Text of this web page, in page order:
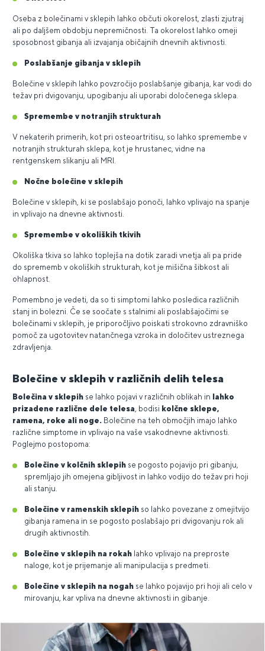
Oseba z bolečinami v sklepih lahko občuti okorelost, zlasti zjutraj
ali po daljšem obdobju nepremičnosti. Ta okorelost lahko omeji
sposobnost gibanja ali izvajanja običajnih dnevnih aktivnosti.
Poslabšanje gibanja v sklepih
Bolečine v sklepih lahko povzročijo poslabšanje gibanja, kar vodi do
težav pri dvigovanju, upogibanju ali uporabi določenega sklepa.
Spremembe v notranjih strukturah
V nekaterih primerih, kot pri osteoartritisu, so lahko spremembe v
notranjih strukturah sklepa, kot je hrustanec, vidne na
rentgenskem slikanju ali MRI.
Nočne bolečine v sklepih
Bolečine v sklepih, ki se poslabšajo ponoči, lahko vplivajo na spanje
in vplivajo na dnevne aktivnosti.
Spremembe v okoliških tkivih
Okoliška tkiva so lahko toplejša na dotik zaradi vnetja ali pa pride
do sprememb v okoliških strukturah, kot je mišična šibkost ali
ohlapnost.
Pomembno je vedeti, da so ti simptomi lahko posledica različnih
stanj in bolezni. Če se soočate s stalnimi ali poslabšajočimi se
bolečinami v sklepih, je priporočljivo poiskati strokovno zdravniško
pomoč za ugotovitev natančnega vzroka in določitev ustreznega
zdravljenja.
Bolečine v sklepih v različnih delih telesa
Bolečina v sklepih se lahko pojavi v različnih oblikah in lahko
prizadene različne dele telesa , bodisi kolčne sklepe,
ramena, roke ali noge. Bolečine na teh območjih imajo lahko
različne simptome in vplivajo na vaše vsakodnevne aktivnosti.
Poglejmo postopoma:
Bolečine v kolčnih sklepih se pogosto pojavijo pri gibanju,
spremljajo jih omejena gibljivost in lahko vodijo do težav pri hoji
ali stanju.
Bolečine v ramenskih sklepih so lahko povezane z omejitvijo
gibanja ramena in se pogosto poslabšajo pri dvigovanju rok ali
drugih aktivnostih.
Bolečine v sklepih na rokah lahko vplivajo na preproste
naloge, kot je prijemanje ali manipulacija s predmeti.
Bolečine v sklepih na nogah se lahko pojavijo pri hoji ali celo v
mirovanju, kar vpliva na dnevne aktivnosti in gibanje.